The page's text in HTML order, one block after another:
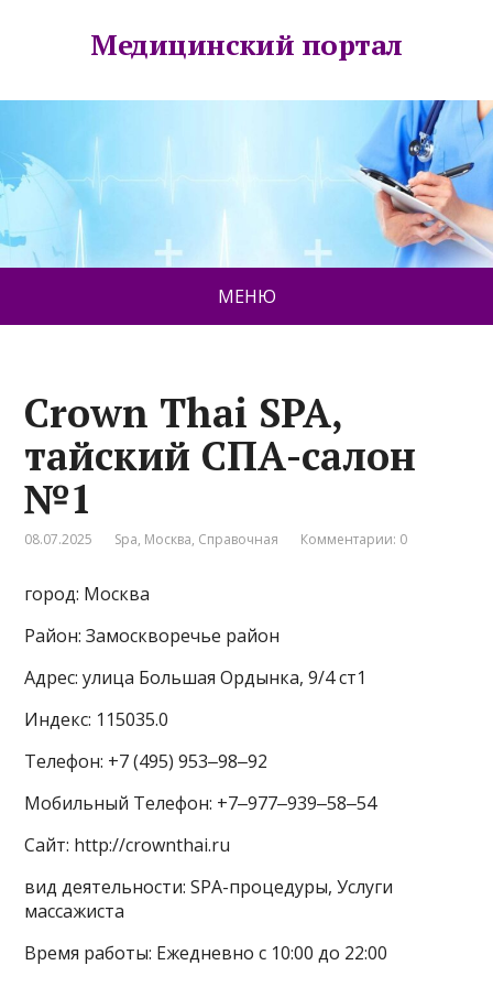
Медицинский портал
МЕНЮ
Crown Thai SPA,
тайский СПА-салон
№1
08.07.2025 Spa, Москва, Справочная Комментарии: 0
город: Москва
Район: Замоскворечье район
Адрес: улица Большая Ордынка, 9/4 ст1
Индекс: 115035.0
Телефон: +7 (495) 953‒98‒92
Мобильный Телефон: +7‒977‒939‒58‒54
Сайт: http://crownthai.ru
вид деятельности: SPA-процедуры, Услуги
массажиста
Время работы: Ежедневно с 10:00 до 22:00